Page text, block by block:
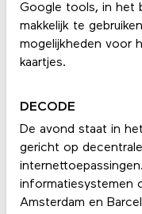
Google tools, in het
makkelijk te
mogelijkheden voor
kaartjes.
DECODE
De avond staat in
gericht op
informatiesystemen
Amsterdam en